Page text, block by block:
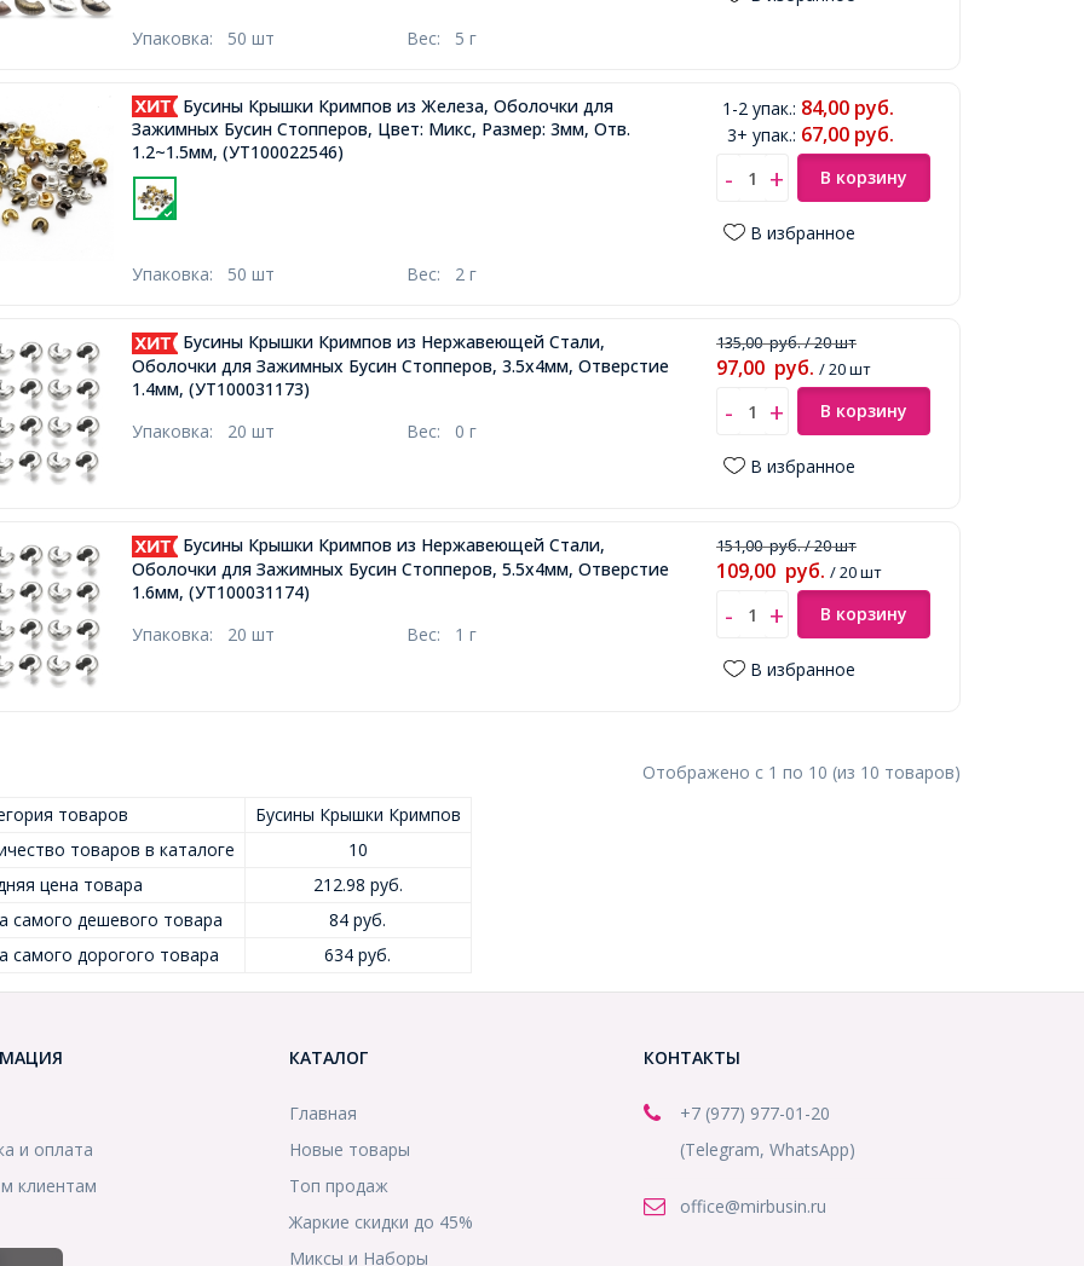
Упаковка: 50 шт Вес: 5 г
Бусины Крышки Кримпов из Железа, Оболочки для
Зажимных Бусин Стопперов, Цвет: Микс, Размер: 3мм, Отв.
1.2~1.5мм, (УТ100022546)
Упаковка: 50 шт Вес: 2 г
1-2 упак.: 84,00 руб.
3+ упак.: 67,00 руб.
В корзину
В избранное
Бусины Крышки Кримпов из Нержавеющей Стали,
Оболочки для Зажимных Бусин Стопперов, 3.5х4мм, Отверстие
1.4мм, (УТ100031173)
Упаковка: 20 шт Вес: 0 г
135,00руб./ 20 шт
97,00 руб. / 20 шт
В корзину
В избранное
Бусины Крышки Кримпов из Нержавеющей Стали,
Оболочки для Зажимных Бусин Стопперов, 5.5х4мм, Отверстие
1.6мм, (УТ100031174)
Упаковка: 20 шт Вес: 1 г
151,00руб./ 20 шт
109,00 руб. / 20 шт
В корзину
В избранное
Отображено с 1 по 10 (из 10 товаров)
товаров
Бусины Крышки Кримпов
товаров в каталоге
10
цена товара
212.98 руб.
самого дешевого товара
84 руб.
самого дорогого товара
634 руб.
и оплата
клиентам
КАТАЛОГ
Главная
Новые товары
Топ продаж
Жаркие скидки до 45%
Миксы и Наборы
КОНТАКТЫ
+7 (977) 977-01-20
(Telegram, WhatsApp)
office@mirbusin.ru